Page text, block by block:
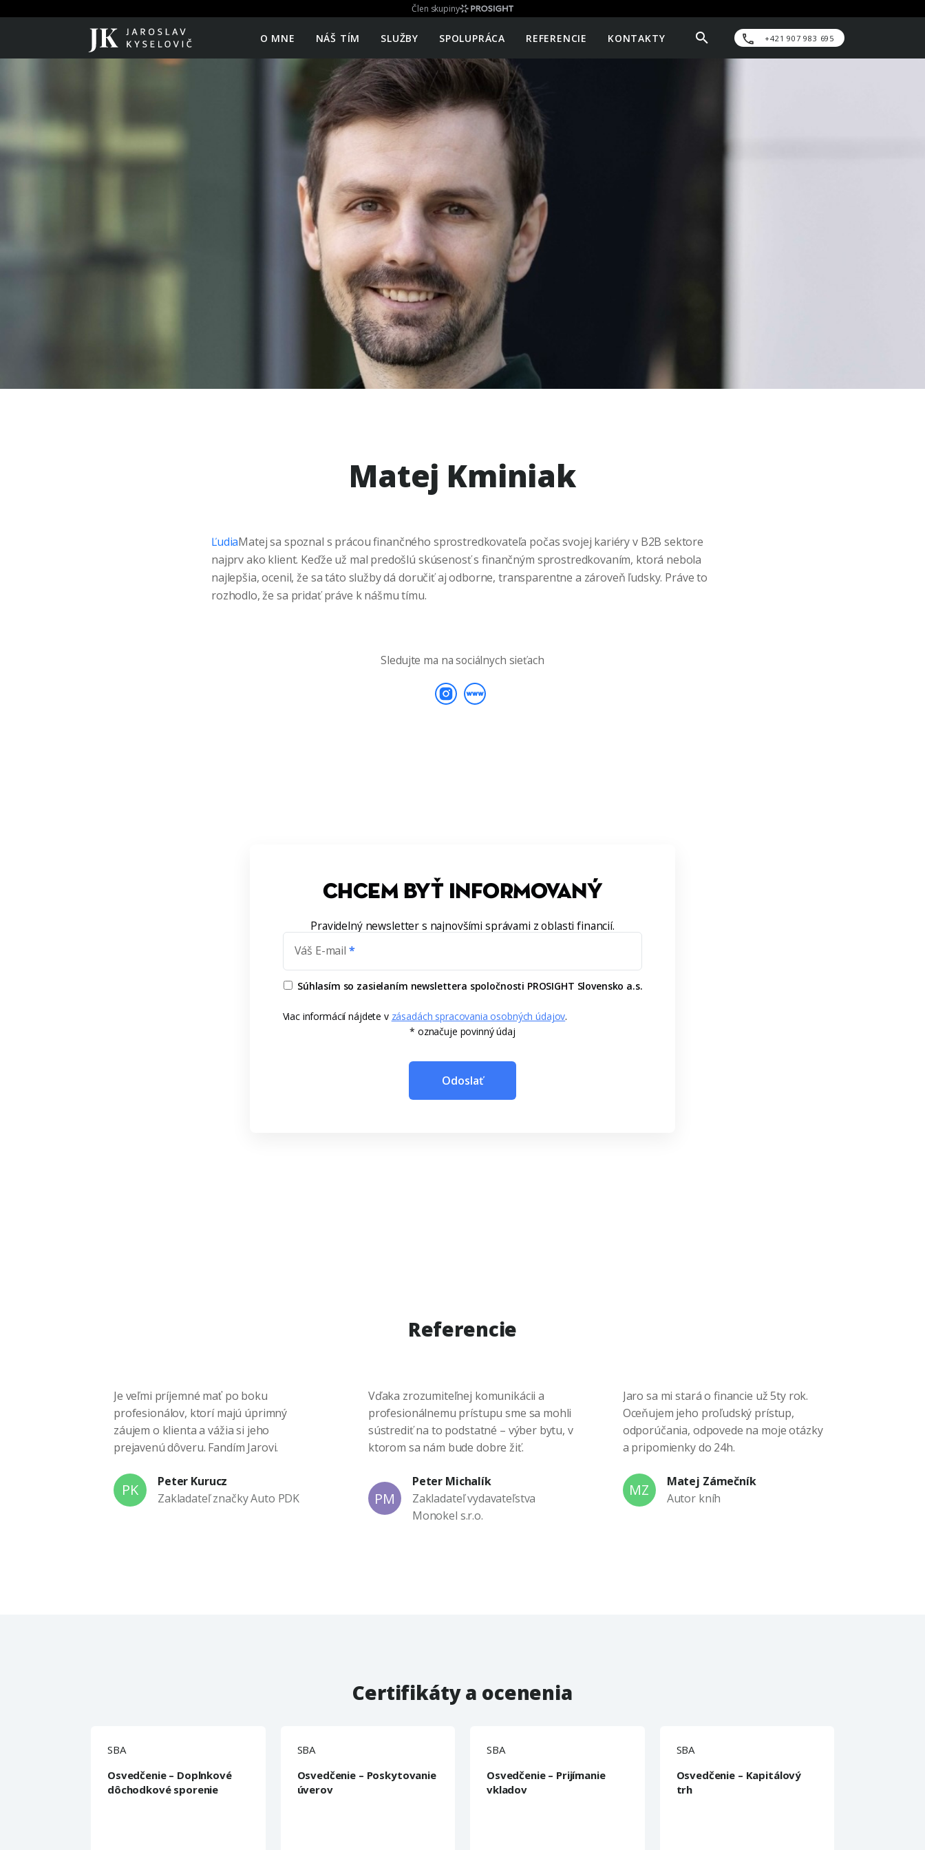
Člen skupiny
O MNE NÁŠ TÍM SLUŽBY SPOLUPRÁCA REFERENCIE KONTAKTY +421 907 983 695
Matej Kminiak
ĽudiaMatej sa spoznal s prácou finančného sprostredkovateľa počas svojej kariéry v B2B sektore
najprv ako klient. Keďže už mal predošlú skúsenosť s finančným sprostredkovaním, ktorá nebola
najlepšia, ocenil, že sa táto služby dá doručiť aj odborne, transparentne a zároveň ľudsky. Práve to
rozhodlo, že sa pridať práve k nášmu tímu.
Sledujte ma na sociálnych sieťach
CHCEM BYŤ INFORMOVANÝ
Pravidelný newsletter s najnovšími správami z oblasti financií.
Váš E-mail
Súhlasím so zasielaním newslettera spoločnosti PROSIGHT Slovensko a.s.
Viac informácií nájdete v zásadách spracovania osobných údajov.
* označuje povinný údaj
Referencie
Je veľmi príjemné mať po boku
profesionálov, ktorí majú úprimný
záujem o klienta a vážia si jeho
prejavenú dôveru. Fandím Jarovi.
PK
Peter Kurucz
Zakladateľ značky Auto PDK
Vďaka zrozumiteľnej komunikácii a
profesionálnemu prístupu sme sa mohli
sústrediť na to podstatné – výber bytu, v
ktorom sa nám bude dobre žiť.
PM
Peter Michalík
Zakladateľ vydavateľstva
Monokel s.r.o.
Jaro sa mi stará o financie už 5ty rok.
Oceňujem jeho proľudský prístup,
odporúčania, odpovede na moje otázky
a pripomienky do 24h.
MZ
Matej Zámečník
Autor kníh
Certifikáty a ocenenia
SBA
Osvedčenie – Doplnkové
dôchodkové sporenie
SBA
Osvedčenie – Poskytovanie
úverov
SBA
Osvedčenie – Prijímanie
vkladov
SBA
Osvedčenie – Kapitálový
trh